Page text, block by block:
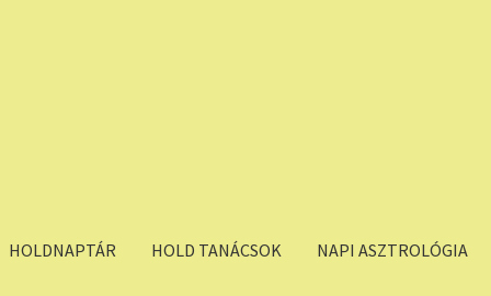
HOLDNAPTÁR HOLD TANÁCSOK NAPI ASZTROLÓGIA